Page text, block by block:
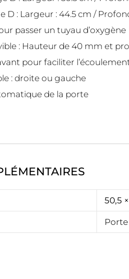
D : Largeur : 44.5 cm /
passer un tuyau d’oxygène
: Hauteur de 40 mm et
pour faciliter
: droite ou gauche
de la porte
50,5